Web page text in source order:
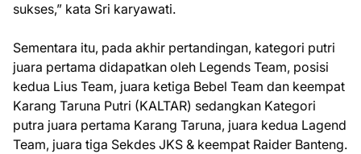
sukses,” kata Sri karyawati.
Sementara itu, pada akhir pertandingan, kategori putri
juara pertama didapatkan oleh Legends Team, posisi
kedua Lius Team, juara ketiga Bebel Team dan keempat
Karang Taruna Putri (KALTAR) sedangkan Kategori
putra juara pertama Karang Taruna, juara kedua Lagend
Team, juara tiga Sekdes JKS & keempat Raider Banteng.